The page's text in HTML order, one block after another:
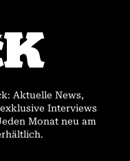
Aktuelle News,
Interviews
Monat neu am